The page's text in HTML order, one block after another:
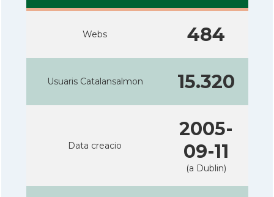
Webs 484
Usuaris Catalansalmon 15.320
Data creacio
2005-
09-11
(a Dublin)